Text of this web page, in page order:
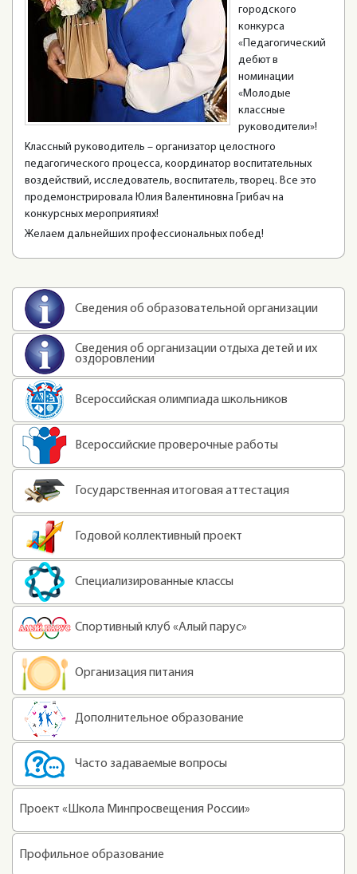
городского
конкурса
«Педагогический
дебют в
номинации
«Молодые
классные
руководители»!
Классный руководитель – организатор целостного
педагогического процесса, координатор воспитательных
воздействий, исследователь, воспитатель, творец. Все это
продемонстрировала Юлия Валентиновна Грибач на
конкурсных мероприятиях!
Желаем дальнейших профессиональных побед!
Сведения об образовательной организации
Сведения об организации отдыха детей и их
оздоровлении
Всероссийская олимпиада школьников
Всероссийские проверочные работы
Государственная итоговая аттестация
Годовой коллективный проект
Специализированные классы
Спортивный клуб «Алый парус»
Организация питания
Дополнительное образование
Часто задаваемые вопросы
Проект «Школа Минпросвещения России»
Профильное образование